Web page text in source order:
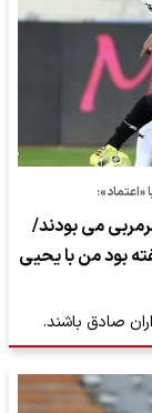
می بودند/
بود من با یحیی
صادق باشند.